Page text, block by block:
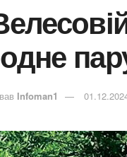
Infoman1